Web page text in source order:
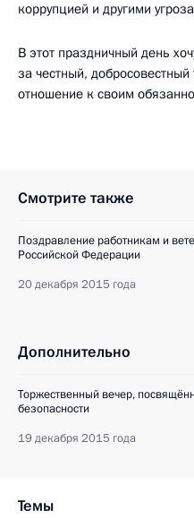
коррупцией и другими
В этот праздничный день
за честный, добросовестный
отношение к своим
Смотрите также
Поздравление работникам и
Российской Федерации
20 декабря 2015 года
Дополнительно
Торжественный вечер,
безопасности
19 декабря 2015 года
Темы